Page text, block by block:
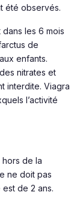
été observés.
les 6 mois
de
enfants.
nitrates et
interdite. Viagra
l’activité
de la
ne doit pas
de 2 ans.